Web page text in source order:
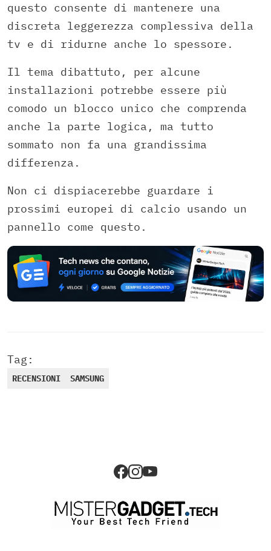
questo consente di mantenere una
discreta leggerezza complessiva della
tv e di ridurne anche lo spessore.
Il tema dibattuto, per alcune
installazioni potrebbe essere più
comodo un blocco unico che comprenda
anche la parte logica, ma tutto
sommato non fa una grandissima
differenza.
Non ci dispiacerebbe guardare i
prossimi europei di calcio usando un
pannello come questo.
Tag:
RECENSIONI SAMSUNG